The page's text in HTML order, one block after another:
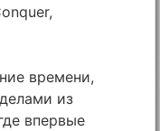
времени,
из
впервые